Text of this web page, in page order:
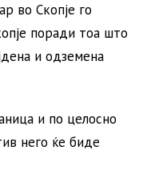
во Скопје го
поради тоа што
и одземена
и по целосно
него ќе биде